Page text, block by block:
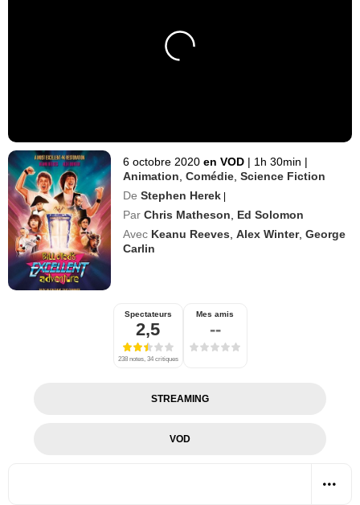
6 octobre 2020 en VOD | 1h 30min |
Animation ,Comédie ,Science Fiction
De Stephen Herek |
Par Chris Matheson
Ed Solomon
Avec Keanu Reeves ,Alex Winter,George
Carlin
Spectateurs
2,5
238 notes, 34 critiques
Mes amis
--
STREAMING
VOD